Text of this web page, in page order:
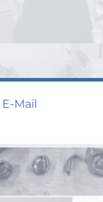
E-Mail